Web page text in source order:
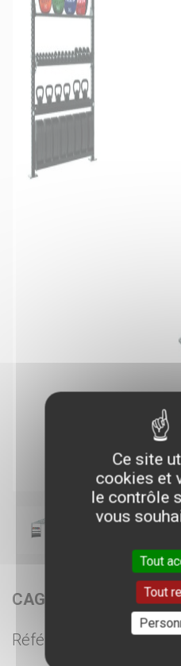
CAGE FONCTIONNAL
Référence :
Ce site
cookies et
le contrôle
vous
Tout
Tout